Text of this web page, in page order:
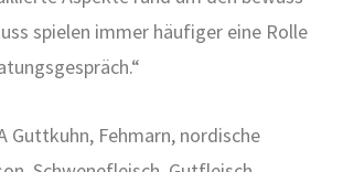
spie­len immer häu­fi­ger eine Rol­le